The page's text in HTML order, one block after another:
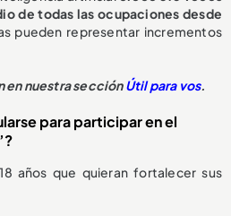
de todas las ocupaciones desde
pueden representar incrementos
en nuestra secciónÚtil para vos.
para participar en el
años que quieran fortalecer sus